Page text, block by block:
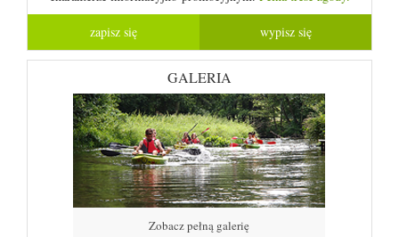
GALERIA
Zobacz pełną galerię